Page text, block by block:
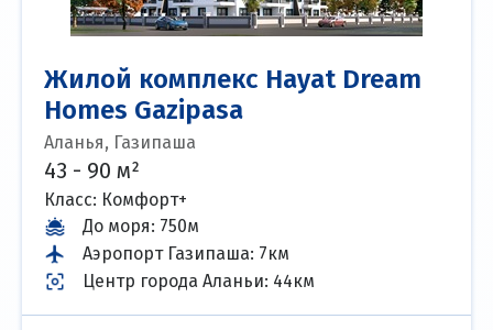
Жилой комплекс Hayat Dream
Homes Gazipasa
Аланья, Газипаша
43 - 90 м²
Класс: Комфорт+
До моря: 750м
Аэропорт Газипаша: 7км
Центр города Аланьи: 44км